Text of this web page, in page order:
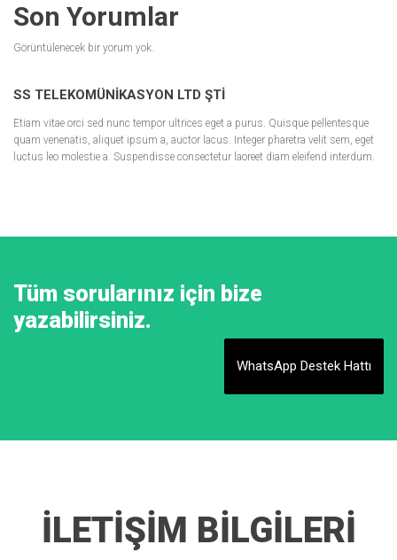
Son Yorumlar
Görüntülenecek bir yorum yok.
SS TELEKOMÜNIKASYON LTD ŞTI
Etiam vitae orci sed nunc tempor ultrices eget a purus. Quisque pellentesque
quam venenatis, aliquet ipsum a, auctor lacus. Integer pharetra velit sem, eget
luctus leo molestie a. Suspendisse consectetur laoreet diam eleifend interdum.
Tüm sorularınız için bize
yazabilirsiniz.
WhatsApp Destek Hattı
İLETİŞİM BİLGİLERİ